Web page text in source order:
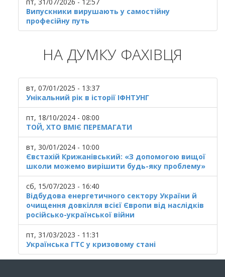
Випускники вирушають у самостійну
професійну путь
НА ДУМКУ ФАХІВЦЯ
вт, 07/01/2025 - 13:37
Унікальний рік в історії ІФНТУНГ
пт, 18/10/2024 - 08:00
ТОЙ, ХТО ВМІЄ ПЕРЕМАГАТИ
вт, 30/01/2024 - 10:00
Євстахій Крижанівський: «З допомогою вищої
школи можемо вирішити будь-яку проблему»
сб, 15/07/2023 - 16:40
Відбудова енергетичного сектору України й
очищення довкілля всієї Європи від наслідків
російсько-української війни
пт, 31/03/2023 - 11:31
Українська ГТС у кризовому стані